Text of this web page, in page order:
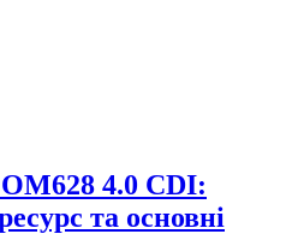
4.0 CDI:
та основні